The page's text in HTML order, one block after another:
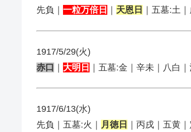
先負｜ 一粒万倍日 天恩日 ｜五墓:土
1917/5/29(火)
赤口 ｜ 大明日 ｜五墓:金｜辛未｜八白
1917/6/13(水)
先負｜五墓:火｜ 月徳日 ｜丙戌｜五黄